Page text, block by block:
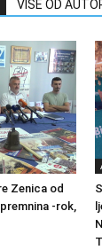
VIŠE OD
Zenica od
-rok,